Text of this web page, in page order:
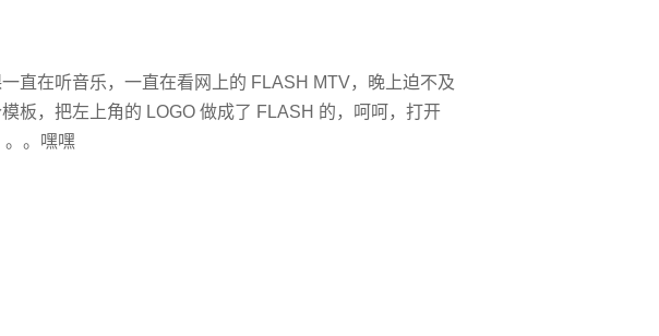
直在听音乐，一直在看网上的 FLASH MTV，晚上迫不及
板，把左上角的 LOGO 做成了 FLASH 的，呵呵，打开
。。嘿嘿